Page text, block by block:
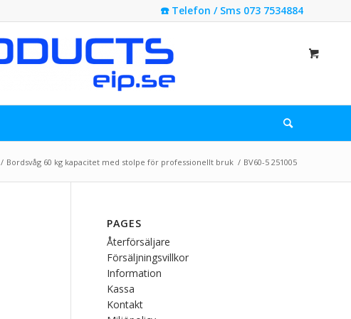
☎️ Telefon / Sms 073 7534884
/ Bordsvåg 60 kg kapacitet med stolpe för professionellt bruk / BV60-5 251005
PAGES
Återförsäljare
Försäljningsvillkor
Information
Kassa
Kontakt